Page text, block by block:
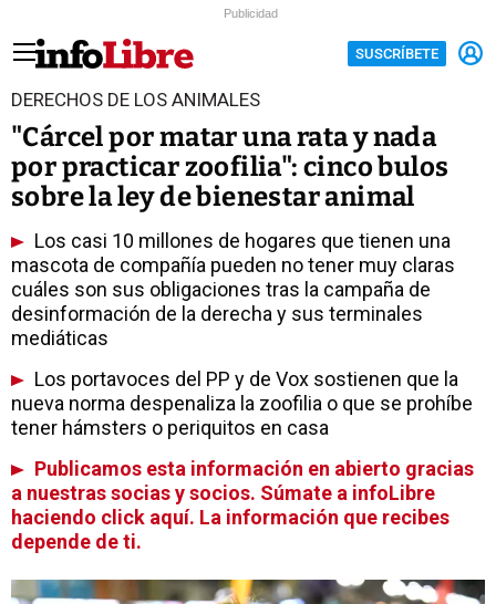
Publicidad
SUSCRÍBETE
DERECHOS DE LOS ANIMALES
"Cárcel por matar una rata y nada
por practicar zoofilia": cinco bulos
sobre la ley de bienestar animal
Los casi 10 millones de hogares que tienen una
mascota de compañía pueden no tener muy claras
cuáles son sus obligaciones tras la campaña de
desinformación de la derecha y sus terminales
mediáticas
Los portavoces del PP y de Vox sostienen que la
nueva norma despenaliza la zoofilia o que se prohíbe
tener hámsters o periquitos en casa
Publicamos esta información en abierto gracias
a nuestras socias y socios. Súmate a infoLibre
haciendo click aquí. La información que recibes
depende de ti.